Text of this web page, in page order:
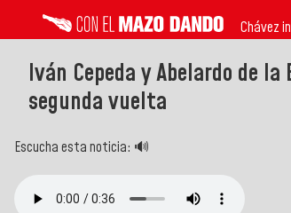
Chávez
Iván Cepeda y Abelardo de
segunda vuelta
Escucha esta noticia: 🔊